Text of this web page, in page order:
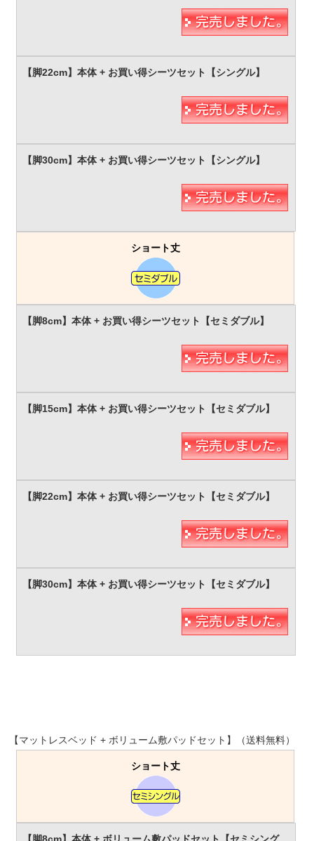
ショート丈
【マットレスベッド + ボリューム敷パッドセット】（送料無料）
ショート丈